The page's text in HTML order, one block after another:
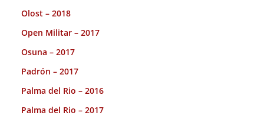
Olost – 2018
Open Militar – 2017
Osuna – 2017
Padrón – 2017
Palma del Rio – 2016
Palma del Rio – 2017